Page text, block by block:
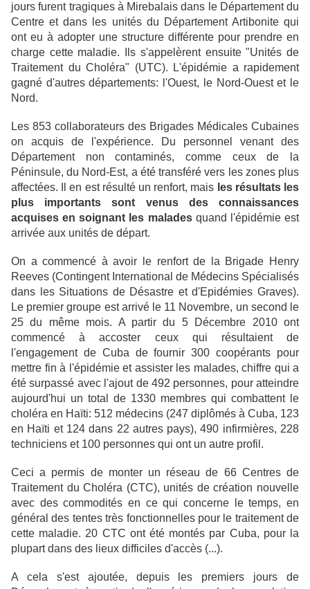
jours furent tragiques à Mirebalais dans le Département du
Centre et dans les unités du Département Artibonite qui
ont eu à adopter une structure différente pour prendre en
charge cette maladie. Ils s'appelèrent ensuite "Unités de
Traitement du Choléra" (UTC). L'épidémie a rapidement
gagné d'autres départements: l'Ouest, le Nord-Ouest et le
Nord.
Les 853 collaborateurs des Brigades Médicales Cubaines
on acquis de l'expérience. Du personnel venant des
Département non contaminés, comme ceux de la
Péninsule, du Nord-Est, a été transféré vers les zones plus
affectées. Il en est résulté un renfort, mais les résultats les
plus importants sont venus des connaissances
acquises en soignant les maladesquand l'épidémie est
arrivée aux unités de départ.
On a commencé à avoir le renfort de la Brigade Henry
Reeves (Contingent International de Médecins Spécialisés
dans les Situations de Désastre et d'Epidémies Graves).
Le premier groupe est arrivé le 11 Novembre, un second le
25 du même mois. A partir du 5 Décembre 2010 ont
commencé à accoster ceux qui résultaient de
l'engagement de Cuba de fournir 300 coopérants pour
mettre fin à l'épidémie et assister les malades, chiffre qui a
été surpassé avec l'ajout de 492 personnes, pour atteindre
aujourd'hui un total de 1330 membres qui combattent le
choléra en Haïti: 512 médecins (247 diplômés à Cuba, 123
en Haïti et 124 dans 22 autres pays), 490 infirmières, 228
techniciens et 100 personnes qui ont un autre profil.
Ceci a permis de monter un réseau de 66 Centres de
Traitement du Choléra (CTC), unités de création nouvelle
avec des commodités en ce qui concerne le temps, en
général des tentes très fonctionnelles pour le traitement de
cette maladie. 20 CTC ont été montés par Cuba, pour la
plupart dans des lieux difficiles d'accès (...).
A cela s'est ajoutée, depuis les premiers jours de